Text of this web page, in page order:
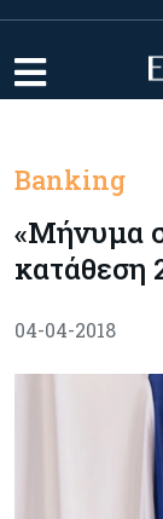
Banking
«Μήνυμα
κατάθεση
04-04-2018